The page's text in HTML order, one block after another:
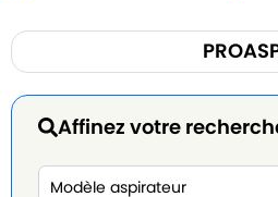
Affinez votre